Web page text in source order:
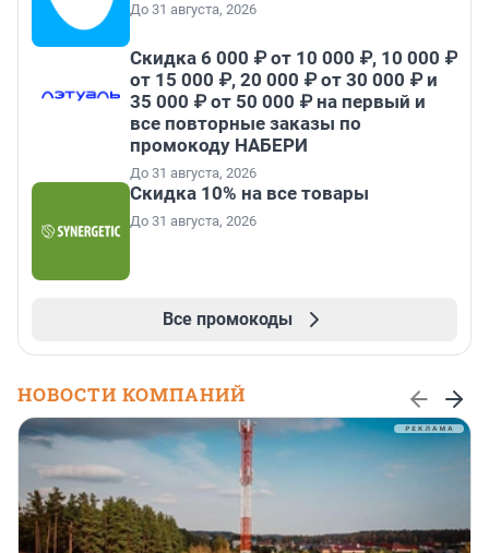
До 31 августа, 2026
Скидка 6 000 ₽ от 10 000 ₽, 10 000 ₽
от 15 000 ₽, 20 000 ₽ от 30 000 ₽ и
35 000 ₽ от 50 000 ₽ на первый и
все повторные заказы по
промокоду НАБЕРИ
До 31 августа, 2026
Скидка 10% на все товары
До 31 августа, 2026
Все промокоды
НОВОСТИ КОМПАНИЙ